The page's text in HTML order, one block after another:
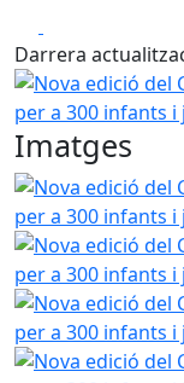
Darrera
Nova edició del
Imatges
Nova edició del
Nova edició del
Nova edició del
Nova edició del